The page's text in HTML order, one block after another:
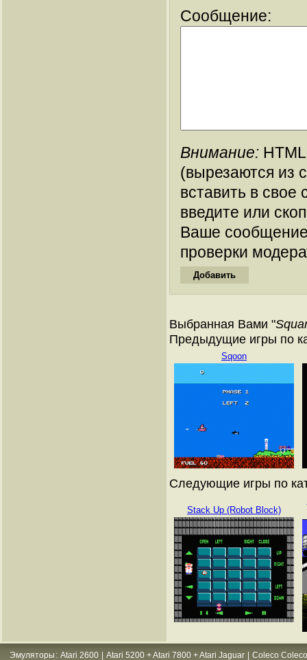
Сообщение:
Внимание:
(вырезаются из
вставить в
введите или
Ваше
проверки
Выбранная Вами "
Предыдущие игры по
Sqoon
Следующие игры по
Stack Up (Robot Block)
Эмуляторы : Atari 2600 Atari 5200 + Atari 7800 + Atari Jaguar Coleco